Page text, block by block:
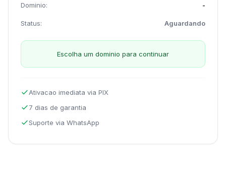
Dominio: -
Status: Aguardando
Escolha um dominio para continuar
Ativacao imediata via PIX
7 dias de garantia
Suporte via WhatsApp